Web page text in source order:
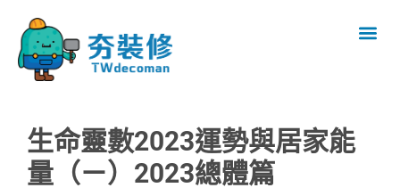
生命靈數2023運勢與居家能
量（ㄧ）2023總體篇